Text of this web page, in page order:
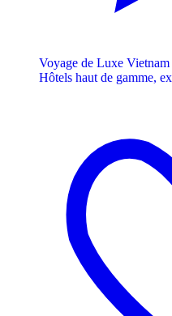
Voyage de Luxe Vietnam
Hôtels haut de gamme,